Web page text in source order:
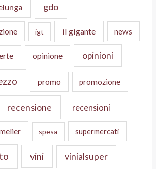
gdo
igt il gigante news
opinione opinioni
promo promozione
recensione recensioni
spesa supermercati
vini vinialsuper